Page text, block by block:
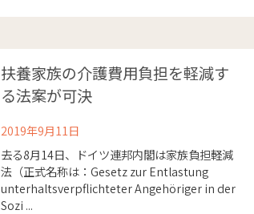
扶養家族の介護費用負担を軽減す
る法案が可決
2019年9月11日
去る8月14日、ドイツ連邦内閣は家族負担軽減
法（正式名称は：Gesetz zur Entlastung
unterhaltsverpflichteter Angehöriger in der
Sozi ...